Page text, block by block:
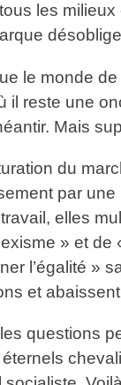
les milieux
le monde
il reste une
Mais
du
par
elles
» et
l’égalité »
et
questions